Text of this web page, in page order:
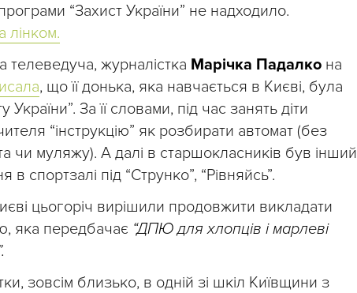
“Захист України” не надходило.
лінком.
телеведуча, журналістка Марічка Падалко на
, що її донька, яка навчається в Києві, була
За її словами, під час занять діти
“інструкцію” як розбирати автомат (без
чи муляжу). А далі в старшокласників був інший
в спортзалі під “Струнко”, “Рівняйсь”.
цьогоріч вирішили продовжити викладати
яка передбачає “ДПЮ для хлопців і марлеві
зовсім близько, в одній зі шкіл Київщини з